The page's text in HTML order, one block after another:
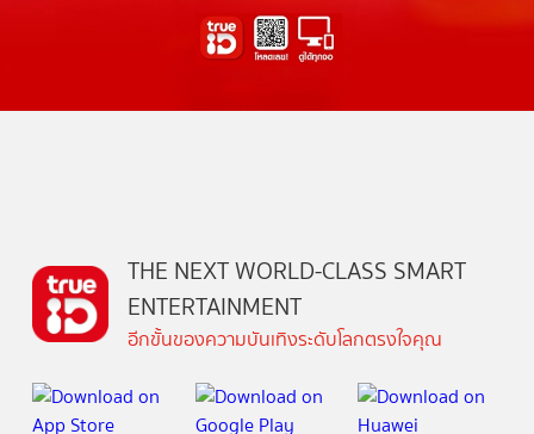
THE NEXT WORLD-CLASS SMART
ENTERTAINMENT
อีกขั้นของความบันเทิงระดับโลกตรงใจคุณ